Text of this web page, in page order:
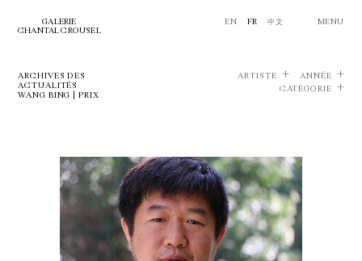
GALERIE
CHANTAL CROUSEL
EN FR 中文 MENU
ARCHIVES DES
ACTUALITÉS
WANG BING | PRIX
ARTISTE
ANNÉE
CATÉGORIE